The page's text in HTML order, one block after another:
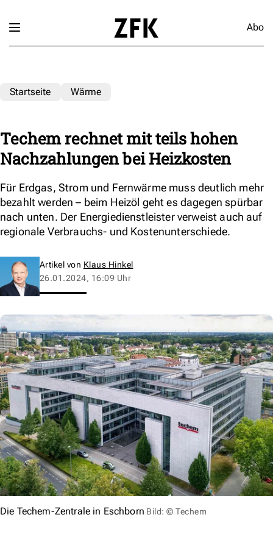
Abo
Startseite Wärme
Techem rechnet mit teils hohen
Nachzahlungen bei Heizkosten
Für Erdgas, Strom und Fernwärme muss deutlich mehr
bezahlt werden – beim Heizöl geht es dagegen spürbar
nach unten. Der Energiedienstleister verweist auch auf
regionale Verbrauchs- und Kostenunterschiede.
Artikel von Klaus Hinkel
26.01.2024, 16:09 Uhr
Die Techem-Zentrale in Eschborn Bild: © Techem